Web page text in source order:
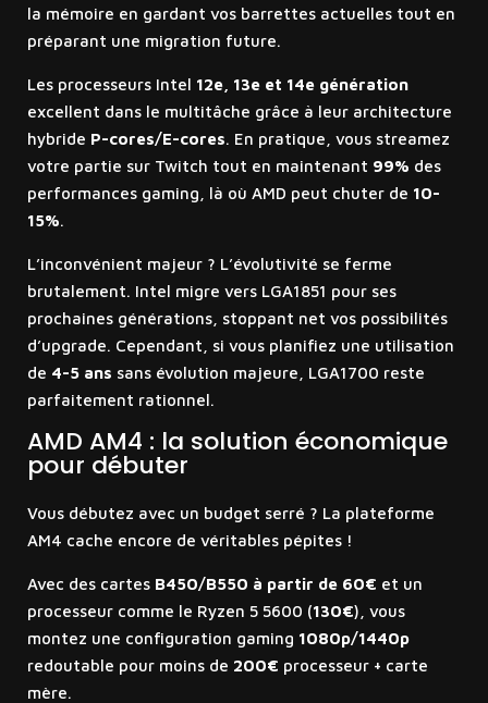
la mémoire en gardant vos barrettes actuelles tout en
préparant une migration future.
Les processeurs Intel 12e, 13e et 14e génération
excellent dans le multitâche grâce à leur architecture
hybride P-cores/E-cores. En pratique, vous streamez
votre partie sur Twitch tout en maintenant 99% des
performances gaming, là où AMD peut chuter de 10-
15%.
L’inconvénient majeur ? L’évolutivité se ferme
brutalement. Intel migre vers LGA1851 pour ses
prochaines générations, stoppant net vos possibilités
d’upgrade. Cependant, si vous planifiez une utilisation
de 4-5 ans sans évolution majeure, LGA1700 reste
parfaitement rationnel.
AMD AM4 : la solution économique
pour débuter
Vous débutez avec un budget serré ? La plateforme
AM4 cache encore de véritables pépites !
Avec des cartes B450/B550 à partir de 60€ et un
processeur comme le Ryzen 5 5600 (130€), vous
montez une configuration gaming 1080p/1440p
redoutable pour moins de 200€ processeur + carte
mère.